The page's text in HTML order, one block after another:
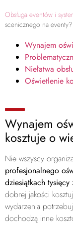
Obsługa eventów i
scenicznego na eventy?
Wynajem
Niełatwa
Oświetlenie
Wynajem
kosztuje o
Nie wszyscy
profesjonalnego
dziesiątkach tysięcy
dobrej jakości
wydarzenia
dochodzą inne